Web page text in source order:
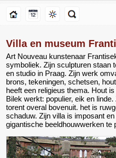
Villa en museum
Art Nouveau kunstenaar
symboliek. Zijn sculpturen staan
en studio in Praag. Zijn werk
brons, tekeningen, schetsen,
heeft een religieus thema. Hout
Bilek werkt: populier, eik en
torent overal bovenuit. het is
schaduw. Zijn villa is imposant
gigantische beeldhouwwerken te